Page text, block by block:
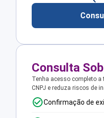
Consulta
Tenha acesso completo
CNPJ e reduza riscos de
Confirmação de